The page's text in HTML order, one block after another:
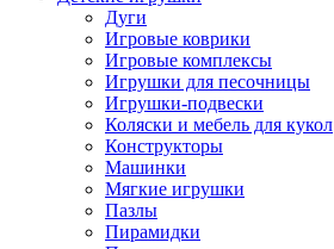
Дуги
Игровые коврики
Игровые комплексы
Игрушки для песочницы
Игрушки-подвески
Коляски и мебель для кукол
Конструкторы
Машинки
Мягкие игрушки
Пазлы
Пирамидки